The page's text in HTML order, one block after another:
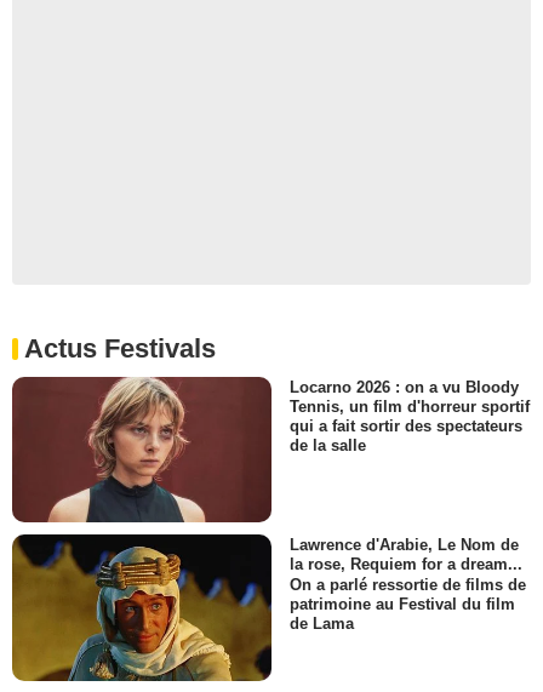
Actus Festivals
Locarno 2026 : on a vu Bloody
Tennis, un film d'horreur sportif
qui a fait sortir des spectateurs
de la salle
Lawrence d'Arabie, Le Nom de
la rose, Requiem for a dream...
On a parlé ressortie de films de
patrimoine au Festival du film
de Lama